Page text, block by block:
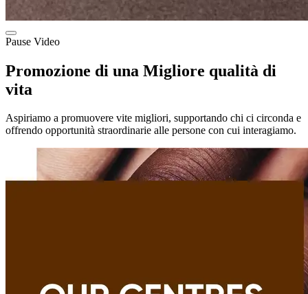
Pause Video
Promozione di una Migliore qualità di
vita
Aspiriamo a promuovere vite migliori, supportando chi ci circonda e
offrendo opportunità straordinarie alle persone con cui interagiamo.